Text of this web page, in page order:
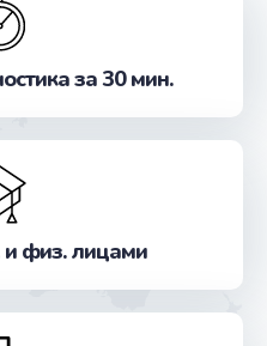
за 30 мин.
и физ. лицами